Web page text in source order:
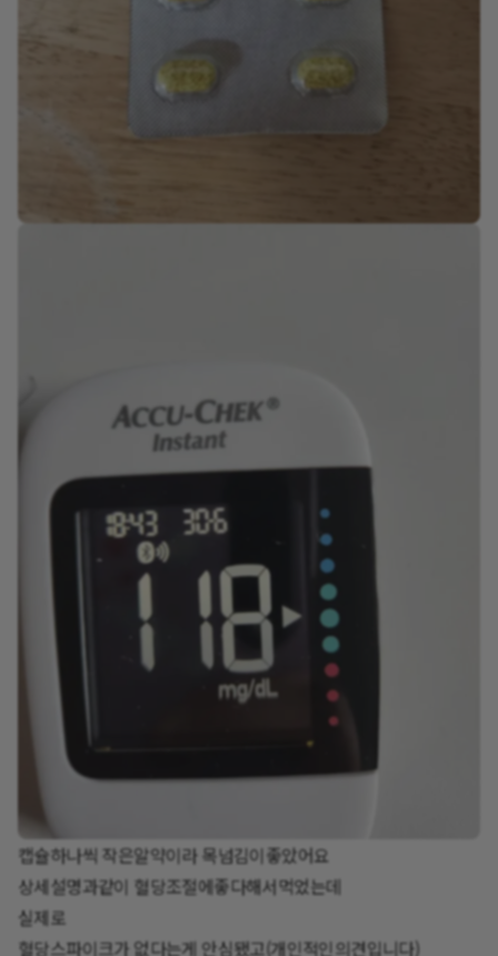
캡슐하나씩 작은알약이라 목넘김이좋았어요
상세설명과같이 혈당조절에좋다해서먹었는데
실제로
혈당스파이크가 없다는게 안심됐고(개인적인의견입니다)